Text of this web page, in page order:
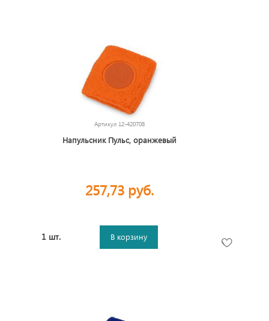
Артикул 12-420708
Напульсник Пульс, оранжевый
257,73 руб.
1 шт. В корзину